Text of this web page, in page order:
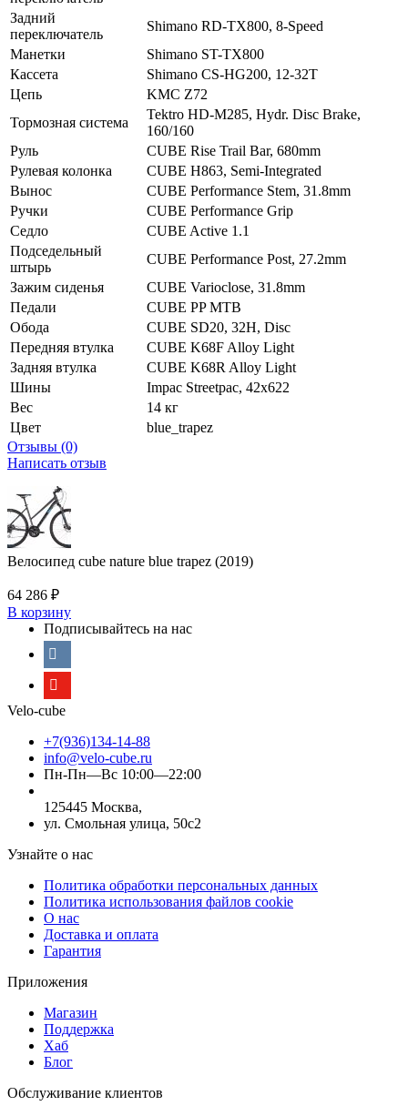
Задний
переключатель
Shimano RD-TX800, 8-Speed
Манетки
Shimano ST-TX800
Кассета
Shimano CS-HG200, 12-32T
Цепь
KMC Z72
Тормозная система
Tektro HD-M285, Hydr. Disc Brake,
160/160
Руль
CUBE Rise Trail Bar, 680mm
Рулевая колонка
CUBE H863, Semi-Integrated
Вынос
CUBE Performance Stem, 31.8mm
Ручки
CUBE Performance Grip
Седло
CUBE Active 1.1
Подседельный
штырь
CUBE Performance Post, 27.2mm
Зажим сиденья
CUBE Varioclose, 31.8mm
Педали
CUBE PP MTB
Обода
CUBE SD20, 32H, Disc
Передняя втулка
CUBE K68F Alloy Light
Задняя втулка
CUBE K68R Alloy Light
Шины
Impac Streetpac, 42x622
Вес
14 кг
Цвет
blue_trapez
Отзывы (0)
Написать отзыв
Велосипед cube nature blue trapez (2019)
64 286 ₽
В корзину
Подписывайтесь на нас
Velo-cube
+7(936)134-14-88
info@velo-cube.ru
Пн-Пн—Вс 10:00—22:00
125445 Москва,
ул. Смольная улица, 50с2
Узнайте о нас
Политика обработки персональных данных
Политика использования файлов cookie
О нас
Доставка и оплата
Гарантия
Приложения
Магазин
Поддержка
Хаб
Блог
Обслуживание клиентов